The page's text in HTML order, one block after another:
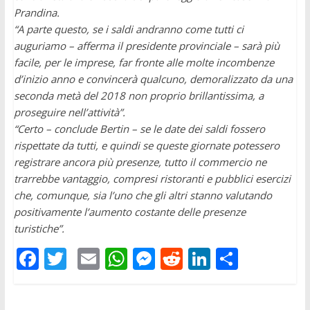
Prandina.
“A parte questo, se i saldi andranno come tutti ci
auguriamo – afferma il presidente provinciale – sarà più
facile, per le imprese, far fronte alle molte incombenze
d’inizio anno e convincerà qualcuno, demoralizzato da una
seconda metà del 2018 non proprio brillantissima, a
proseguire nell’attività”.
“Certo – conclude Bertin – se le date dei saldi fossero
rispettate da tutti, e quindi se queste giornate potessero
registrare ancora più presenze, tutto il commercio ne
trarrebbe vantaggio, compresi ristoranti e pubblici esercizi
che, comunque, sia l’uno che gli altri stanno valutando
positivamente l’aumento costante delle presenze
turistiche”.
F T E W M R Li C